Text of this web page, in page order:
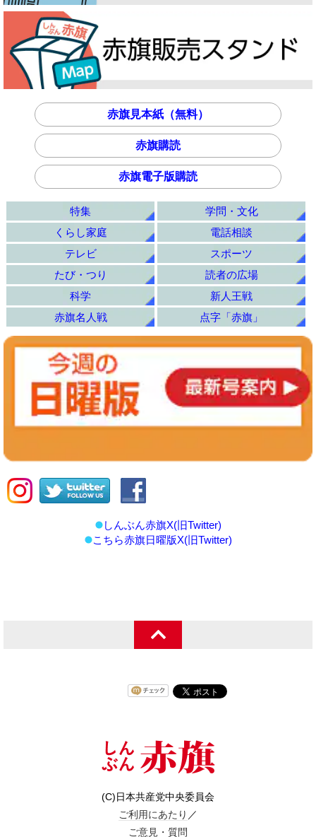
赤旗見本紙（無料）
赤旗購読
赤旗電子版購読
特集
学問・文化
くらし家庭
電話相談
テレビ
スポーツ
たび・つり
読者の広場
科学
新人王戦
赤旗名人戦
点字「赤旗」
しんぶん赤旗X(旧Twitter)
こちら赤旗日曜版X(旧Twitter)
(C)日本共産党中央委員会
ご利用にあたり ／
ご意見・質問